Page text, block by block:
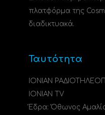
πλατφόρμα της
διαδικτυακά.
Ταυτότητα
ΙΟΝΙΑΝ
IONIAN TV
Έδρα: Όθωνος